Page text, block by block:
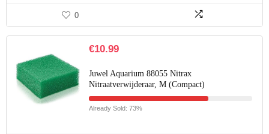
0
€10.99
Juwel Aquarium 88055 Nitrax
Nitraatverwijderaar, M (Compact)
Already Sold: 73%